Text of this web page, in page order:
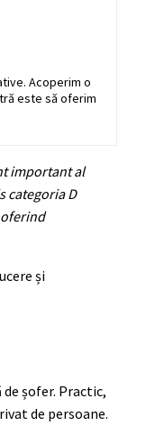
Acoperim o
este să oferim
important al
categoria D
și
șofer. Practic,
de persoane.